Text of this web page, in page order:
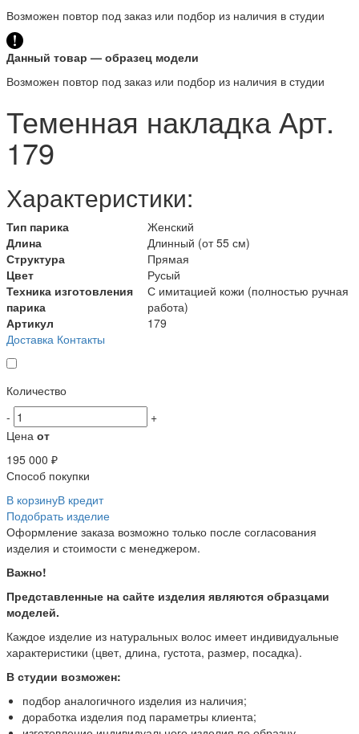
Возможен повтор под заказ или подбор из наличия в студии
Данный товар — образец модели
Возможен повтор под заказ или подбор из наличия в студии
Теменная накладка Арт.
179
Характеристики:
Тип парика
Женский
Длина
Длинный (от 55 см)
Структура
Прямая
Цвет
Русый
Техника изготовления
парика
С имитацией кожи (полностью ручная
работа)
Артикул
179
Доставка Контакты
Количество
-
+
Цена от
195 000 ₽
Способ покупки
В корзинуВ кредит
Подобрать изделие
Оформление заказа возможно только после согласования
изделия и стоимости с менеджером.
Важно!
Представленные на сайте изделия являются образцами
моделей.
Каждое изделие из натуральных волос имеет индивидуальные
характеристики (цвет, длина, густота, размер, посадка).
В студии возможен:
подбор аналогичного изделия из наличия;
доработка изделия под параметры клиента;